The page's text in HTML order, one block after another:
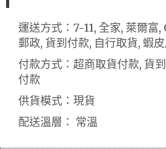
運送方式：7-11, 全家, 萊爾富,
郵政, 貨到付款, 自行取貨, 蝦
付款方式：超商取貨付款, 貨
付款
供貨模式：現貨
配送溫層： 常溫